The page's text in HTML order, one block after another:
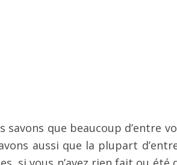
savons que beaucoup d’entre
aussi que la plupart